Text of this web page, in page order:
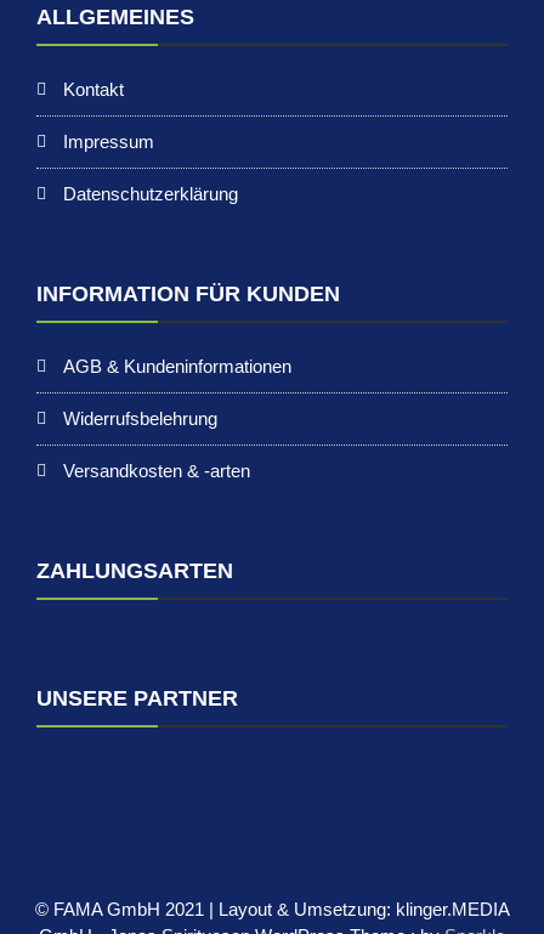
ALLGEMEINES
Kontakt
Impressum
Datenschutzerklärung
INFORMATION FÜR KUNDEN
AGB & Kundeninformationen
Widerrufsbelehrung
Versandkosten & -arten
ZAHLUNGSARTEN
UNSERE PARTNER
© FAMA GmbH 2021 | Layout & Umsetzung: klinger.MEDIA